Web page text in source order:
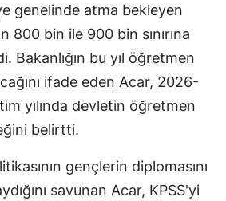
genelinde atma bekleyen
800 bin ile 900 bin sınırına
Bakanlığın bu yıl öğretmen
ifade eden Acar, 2026-
yılında devletin öğretmen
belirtti.
gençlerin diplomasını
savunan Acar, KPSS'yi